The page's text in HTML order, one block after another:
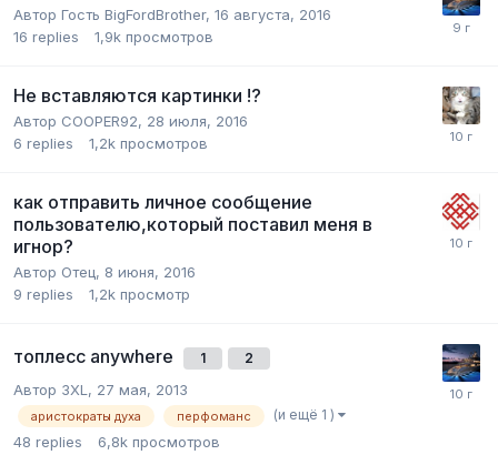
Автор Гость BigFordBrother, 16 августа, 2016
16 replies 1,9k просмотров
Не вставляются картинки !?
Автор COOPER92, 28 июля, 2016
6 replies 1,2k просмотров
как отправить личное сообщение
пользователю,который поставил меня в
игнор?
Автор Отец, 8 июня, 2016
9 replies 1,2k просмотр
топлесс anywhere 1 2
Автор 3XL , 27 мая, 2013
аристократы духа перфоманс (и ещё 1 )
48 replies 6,8k просмотров